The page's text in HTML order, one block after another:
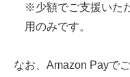
※少額でご支援いた
用のみです。
なお、Amazon Payで